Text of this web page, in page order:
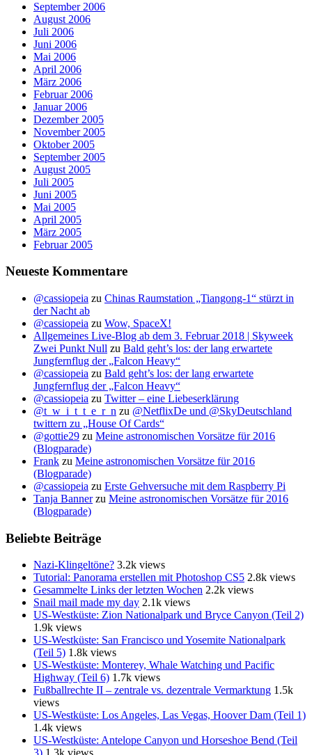
September 2006
August 2006
Juli 2006
Juni 2006
Mai 2006
April 2006
März 2006
Februar 2006
Januar 2006
Dezember 2005
November 2005
Oktober 2005
September 2005
August 2005
Juli 2005
Juni 2005
Mai 2005
April 2005
März 2005
Februar 2005
Neueste Kommentare
@cassiopeia zu Chinas Raumstation „Tiangong-1“ stürzt in
der Nacht ab
@cassiopeia zu Wow, SpaceX!
Allgemeines Live-Blog ab dem 3. Februar 2018 | Skyweek
Zwei Punkt Null zu Bald geht’s los: der lang erwartete
Jungfernflug der „Falcon Heavy“
@cassiopeia zu Bald geht’s los: der lang erwartete
Jungfernflug der „Falcon Heavy“
@cassiopeia zu Twitter – eine Liebeserklärung
@t_w_i_t_t_e_r_n zu @NetflixDe und @SkyDeutschland
twittern zu „House Of Cards“
@gottie29 zu Meine astronomischen Vorsätze für 2016
(Blogparade)
Frank zu Meine astronomischen Vorsätze für 2016
(Blogparade)
@cassiopeia zu Erste Gehversuche mit dem Raspberry Pi
Tanja Bannerzu Meine astronomischen Vorsätze für 2016
(Blogparade)
Beliebte Beiträge
Nazi-Klingeltöne? 3.2k views
Tutorial: Panorama erstellen mit Photoshop CS5 2.8k views
Gesammelte Links der letzten Wochen 2.2k views
Snail mail made my day 2.1k views
US-Westküste: Zion Nationalpark und Bryce Canyon (Teil 2)
1.9k views
US-Westküste: San Francisco und Yosemite Nationalpark
(Teil 5) 1.8k views
US-Westküste: Monterey, Whale Watching und Pacific
Highway (Teil 6) 1.7k views
Fußballrechte II – zentrale vs. dezentrale Vermarktung 1.5k
views
US-Westküste: Los Angeles, Las Vegas, Hoover Dam (Teil 1)
1.4k views
US-Westküste: Antelope Canyon und Horseshoe Bend (Teil